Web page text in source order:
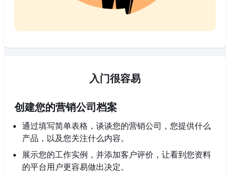
入门很容易
创建您的营销公司档案
通过填写简单表格，谈谈您的营销公司，您提供什么
产品，以及您关注什么内容。
展示您的工作实例，并添加客户评价，让看到您资料
的平台用户更容易做出决定。